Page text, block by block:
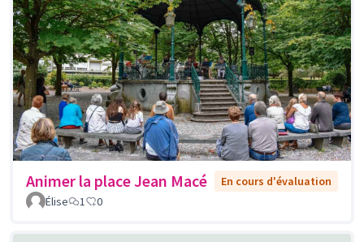
Animer la place Jean Macé
En cours d'évaluation
Élise
1 0